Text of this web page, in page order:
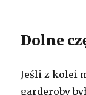
Dolne
Jeśli z kolei
garderoby